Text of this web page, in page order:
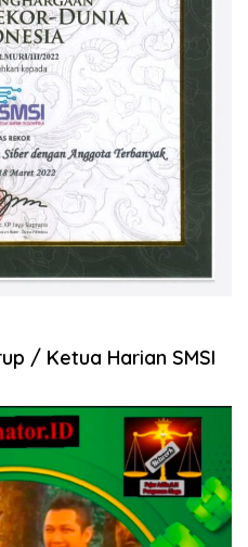
/ Ketua Harian SMSI